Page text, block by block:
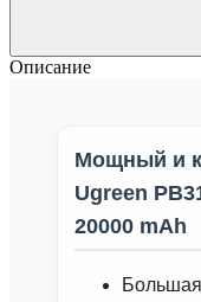
Описание
Мощный и
Ugreen
20000 mAh